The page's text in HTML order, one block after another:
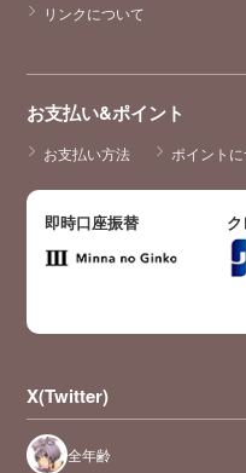
リンクについて
お支払い&ポイント
お支払い方法 ポイント
即時口座振替
X(Twitter)
全年齢